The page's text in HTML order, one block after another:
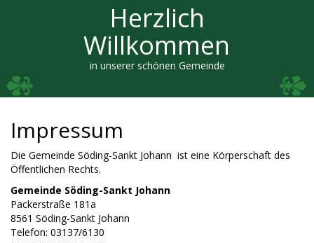
Herzlich
Willkommen
in unserer schönen Gemeinde
Impressum
Die Gemeinde Söding-Sankt Johann ist eine Körperschaft des
Öffentlichen Rechts.
Gemeinde Söding-Sankt Johann
Packerstraße 181a
8561 Söding-Sankt Johann
Telefon: 03137/6130